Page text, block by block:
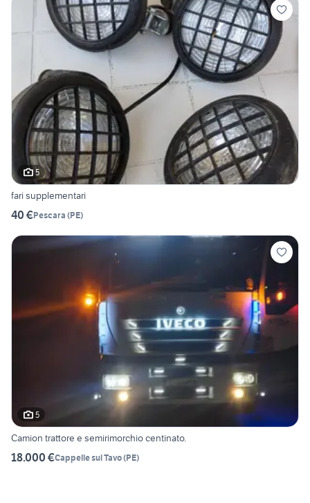
5
fari supplementari
40 €Pescara (PE)
5
Camion trattore e semirimorchio centinato.
18.000 €Cappelle sul Tavo(PE)